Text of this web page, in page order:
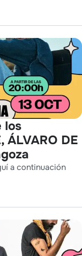
los
ÁLVARO DE
a continuación